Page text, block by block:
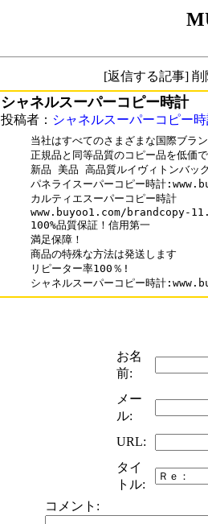
[返信する記事]
シャネルスーパーコピー時計
投稿者： シャネルスーパーコピー
当社はすべてのさまざまな国際ブラ
正規品と同等品質のコピー品を低価
新品 美品 高品質ルイヴィトンバッ
パネライスーパーコピー時計
カルティエスーパーコピー時計
www.buyoo1.com/brandcopy-
100%品質保証！信用第一
満足保障！
商品の特殊な方法は発送します
リピーター率100％!
シャネルスーパーコピー時計
お名
前:
メー
ル:
URL:
タイ
トル:
コメント: